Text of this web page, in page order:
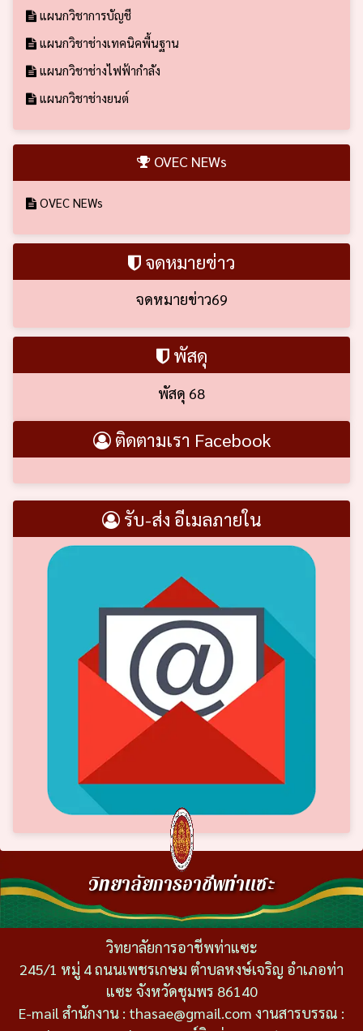
แผนกวิชาการบัญชี
แผนกวิชาช่างเทคนิคพื้นฐาน
แผนกวิชาช่างไฟฟ้ากำลัง
แผนกวิชาช่างยนต์
OVEC NEWs
OVEC NEWs
จดหมายข่าว
จดหมายข่าว69
พัสดุ
พัสดุ 68
ติดตามเรา Facebook
รับ-ส่ง อีเมลภายใน
วิทยาลัยการอาชีพท่าแซะ
วิทยาลัยการอาชีพท่าแซะ
245/1 หมู่ 4 ถนนเพชรเกษม ตำบลหงษ์เจริญ อำเภอท่า
แซะ จังหวัดชุมพร 86140
E-mail สำนักงาน : thasae@gmail.com งานสารบรรณ :